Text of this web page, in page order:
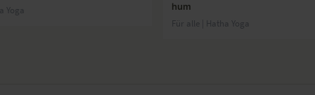
Yoga
hum
Für alle | Hatha Yoga